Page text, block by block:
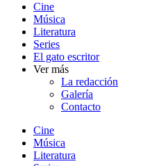
Cine
Música
Literatura
Series
El gato escritor
Ver más
La redacción
Galería
Contacto
Cine
Música
Literatura